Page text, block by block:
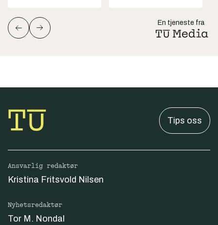
En tjeneste fra
Tips oss
Ansvarlig redaktør
Kristina Fritsvold Nilsen
Nyhetsredaktør
Tor M. Nondal